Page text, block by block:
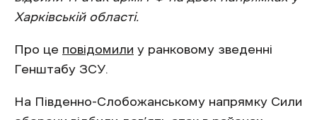
Харківській області.
Про це повідомили у ранковому зведенні
Генштабу ЗСУ.
На Південно-Слобожанському напрямку Сили